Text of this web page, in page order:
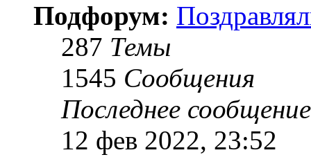
Подфорум:
287 Темы
1545 Сообщения
Последнее сообщение
12 фев 2022, 23:52